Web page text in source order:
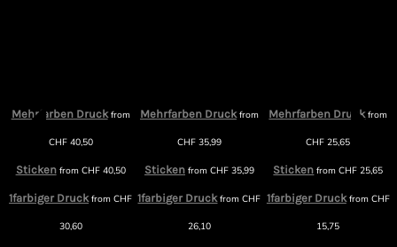
Mehrfarben Druckfrom
CHF40,50
Stickenfrom CHF40,50
1farbiger DruckfromCHF
30,60
Mehrfarben Druckfrom
CHF35,99
Stickenfrom CHF35,99
1farbiger DruckfromCHF
26,10
Mehrfarben Druckfrom
CHF 25,65
Sticken fromCHF 25,65
1farbiger Druckfrom CHF
15,75